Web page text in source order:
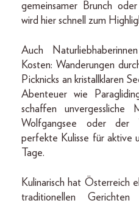
gemeinsamer Brunch
wird hier schnell zum
Auch
Kosten: Wanderungen
Picknicks an kristallklaren
Abenteuer wie
schaffen unvergessliche
Wolfgangsee oder der
perfekte Kulisse für aktive
Tage.
Kulinarisch hat Österreich
traditionellen